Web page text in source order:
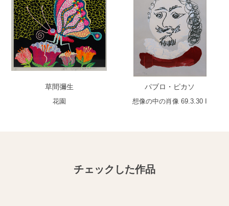
草間彌生
花園
パブロ・ピカソ
想像の中の肖像 69.3.30 I
チェックした作品